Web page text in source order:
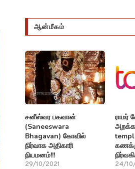
ஆன்மீகம்
சனீஸ்வர பகவான்
(Saneeswara
Bhagavan) கோவில்
நிர்வாக அதிகாரி
நியமனம்!!!
29/10/2021
ராமர்
24/